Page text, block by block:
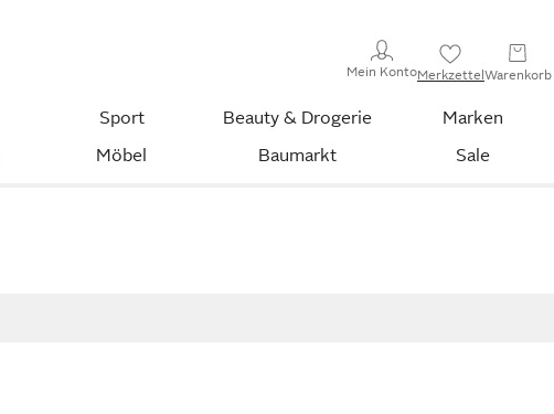
Mein KontoMerkzettelWarenkorb
Sport Beauty & Drogerie
Marken
Möbel Baumarkt Sale